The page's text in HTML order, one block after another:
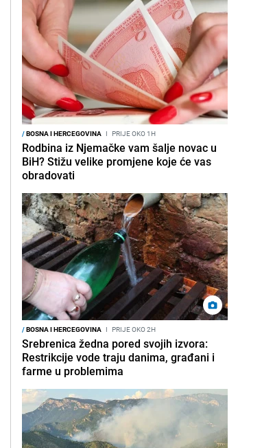
/BOSNA I HERCEGOVINA I PRIJE OKO 1H
Rodbina iz Njemačke vam šalje novac u
BiH? Stižu velike promjene koje će vas
obradovati
/BOSNA I HERCEGOVINA I PRIJE OKO 2H
Srebrenica žedna pored svojih izvora:
Restrikcije vode traju danima, građani i
farme u problemima